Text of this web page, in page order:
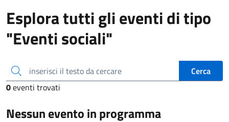
Esplora tutti gli eventi di tipo
"Eventi sociali"
inserisci il testo da cercare
Cerca
0eventi trovati
Nessun evento in programma